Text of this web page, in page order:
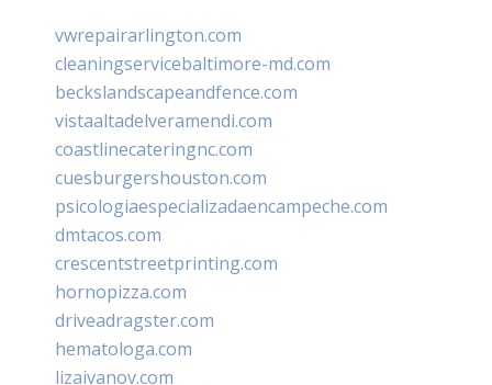
vwrepairarlington.com
cleaningservicebaltimore-md.com
beckslandscapeandfence.com
vistaaltadelveramendi.com
coastlinecateringnc.com
cuesburgershouston.com
psicologiaespecializadaencampeche.com
dmtacos.com
crescentstreetprinting.com
hornopizza.com
driveadragster.com
hematologa.com
lizaivanov.com